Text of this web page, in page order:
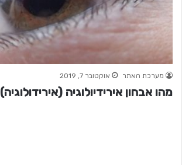
מערכת האתר אוקטובר 7, 2019
מהו אבחון אירידיולוגיה (אירידולוגיה)